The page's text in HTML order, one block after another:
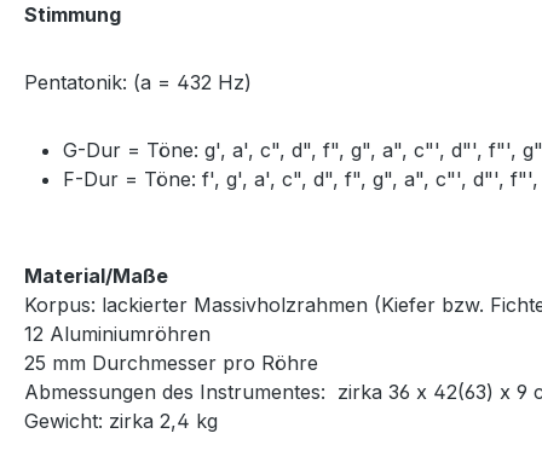
Stimmung
Pentatonik: (a = 432 Hz)
G-Dur = Töne: g', a', c", d", f", g", a", c"', d"', f"',
F-Dur = Töne: f', g', a', c", d", f", g", a", c"', d"',
Material/Maße
Korpus: lackierter Massivholzrahmen (Kiefer bzw.
12 Aluminiumröhren
25 mm Durchmesser pro Röhre
Abmessungen des Instrumentes: zirka 36 x 42(63) x 9
Gewicht: zirka 2,4 kg